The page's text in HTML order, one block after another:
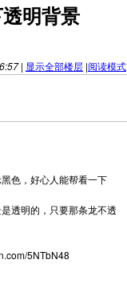
明背景
| 显示全部楼层 |阅读模式
色，好心人能帮看一下
透明的，只要那条龙不透
5NTbN48